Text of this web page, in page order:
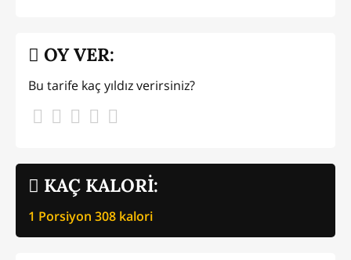
KAÇ KALORİ:
1 Porsiyon 308 kalori
OY VER:
Bu tarife kaç yıldız verirsiniz?